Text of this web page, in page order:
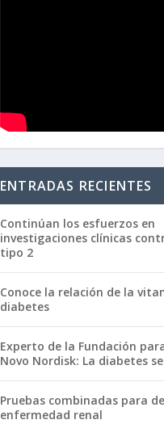
ENTRADAS RECIENTES
Continúan los esfuerzos en
investigaciones clínicas
tipo 2
Conoce la relación de la
diabetes
Experto de la Fundación
Novo Nordisk: La diabetes
Pruebas combinadas para
enfermedad renal